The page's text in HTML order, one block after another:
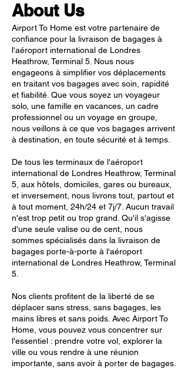
About Us
Airport To Home est votre partenaire de
confiance pour la livraison de bagages à
l'aéroport international de Londres
Heathrow, Terminal 5. Nous nous
engageons à simplifier vos déplacements
en traitant vos bagages avec soin, rapidité
et fiabilité. Que vous soyez un voyageur
solo, une famille en vacances, un cadre
professionnel ou un voyage en groupe,
nous veillons à ce que vos bagages arrivent
à destination, en toute sécurité et à temps.
De tous les terminaux de l'aéroport
international de Londres Heathrow, Terminal
5, aux hôtels, domiciles, gares ou bureaux,
et inversement, nous livrons tout, partout et
à tout moment, 24h/24 et 7j/7. Aucun travail
n'est trop petit ou trop grand. Qu'il s'agisse
d'une seule valise ou de cent, nous
sommes spécialisés dans la livraison de
bagages porte-à-porte à l'aéroport
international de Londres Heathrow, Terminal
5.
Nos clients profitent de la liberté de se
déplacer sans stress, sans bagages, les
mains libres et sans poids. Avec Airport To
Home, vous pouvez vous concentrer sur
l'essentiel : prendre votre vol, explorer la
ville ou vous rendre à une réunion
importante, sans avoir à porter de bagages.